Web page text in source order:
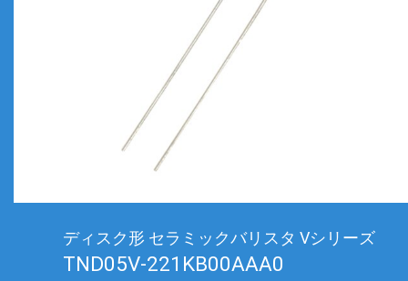
ディスク形 セラミックバリスタ Vシリーズ
TND05V-221KB00AAA0